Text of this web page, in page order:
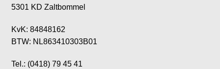
5301 KD Zaltbommel
KvK: 84848162
BTW: NL863410303B01
Tel.: (0418) 79 45 41